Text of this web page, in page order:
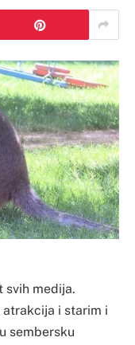
svih medija.
atrakcija i starim i
sembersku